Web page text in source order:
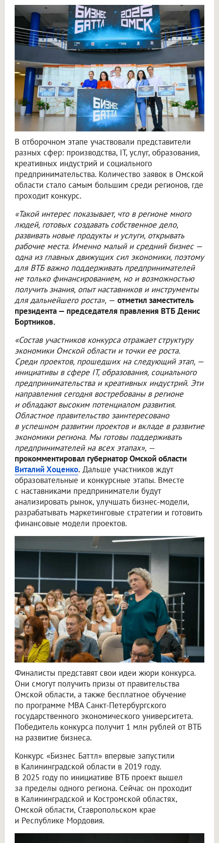
В отборочном этапе участвовали представители
разных сфер: производства, IT, услуг, образования,
креативных индустрий и социального
предпринимательства. Количество заявок в Омской
области стало самым большим среди регионов, где
проходит конкурс.
«Такой интерес показывает, что в регионе много
людей, готовых создавать собственное дело,
развивать новые продукты и услуги, открывать
рабочие места. Именно малый и средний бизнес —
одна из главных движущих сил экономики, поэтому
для ВТБ важно поддерживать предпринимателей
не только финансированием, но и возможностью
получить знания, опыт наставников и инструменты
для дальнейшего роста», — отметил заместитель
президента — председателя правления ВТБ Денис
Бортников.
«Состав участников конкурса отражает структуру
экономики Омской области и точки ее роста.
Среди проектов, прошедших на следующий этап, —
инициативы в сфере IT, образования, социального
предпринимательства и креативных индустрий. Эти
направления сегодня востребованы в регионе
и обладают высоким потенциалом развития.
Областное правительство заинтересовано
в успешном развитии проектов и вкладе в развитие
экономики региона. Мы готовы поддерживать
предпринимателей на всех этапах», —
прокомментировал губернатор Омской области
Виталий Хоценко. Дальше участников ждут
образовательные и конкурсные этапы. Вместе
с наставниками предприниматели будут
анализировать рынок, улучшать бизнес-модели,
разрабатывать маркетинговые стратегии и готовить
финансовые модели проектов.
Финалисты представят свои идеи жюри конкурса.
Они смогут получить призы от правительства
Омской области, а также бесплатное обучение
по программе MBA Санкт-Петербургского
государственного экономического университета.
Победитель конкурса получит 1 млн рублей от ВТБ
на развитие бизнеса.
Конкурс «Бизнес Баттл» впервые запустили
в Калининградской области в 2019 году.
В 2025 году по инициативе ВТБ проект вышел
за пределы одного региона. Сейчас он проходит
в Калининградской и Костромской областях,
Омской области, Ставропольском крае
и Республике Мордовия.